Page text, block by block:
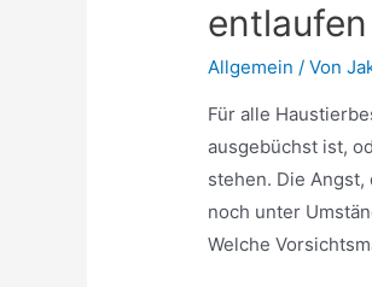
Allgemein / Von
Für alle
ausgebüchst ist,
stehen. Die
noch unter
Welche